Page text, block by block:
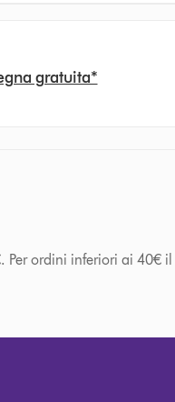
gratuita*
ordini inferiori ai 40€